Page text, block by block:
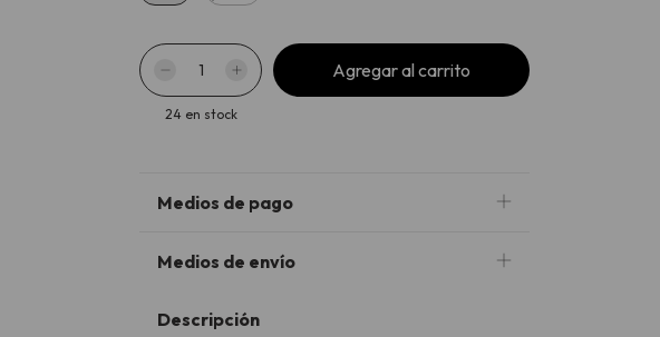
24 en stock
Medios de pago
Medios de envío
Descripción